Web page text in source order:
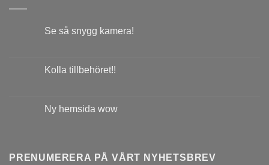
Se så snygg kamera!
Kolla tillbehöret!!
Ny hemsida wow
PRENUMERERA PÅ VÅRT NYHETSBREV